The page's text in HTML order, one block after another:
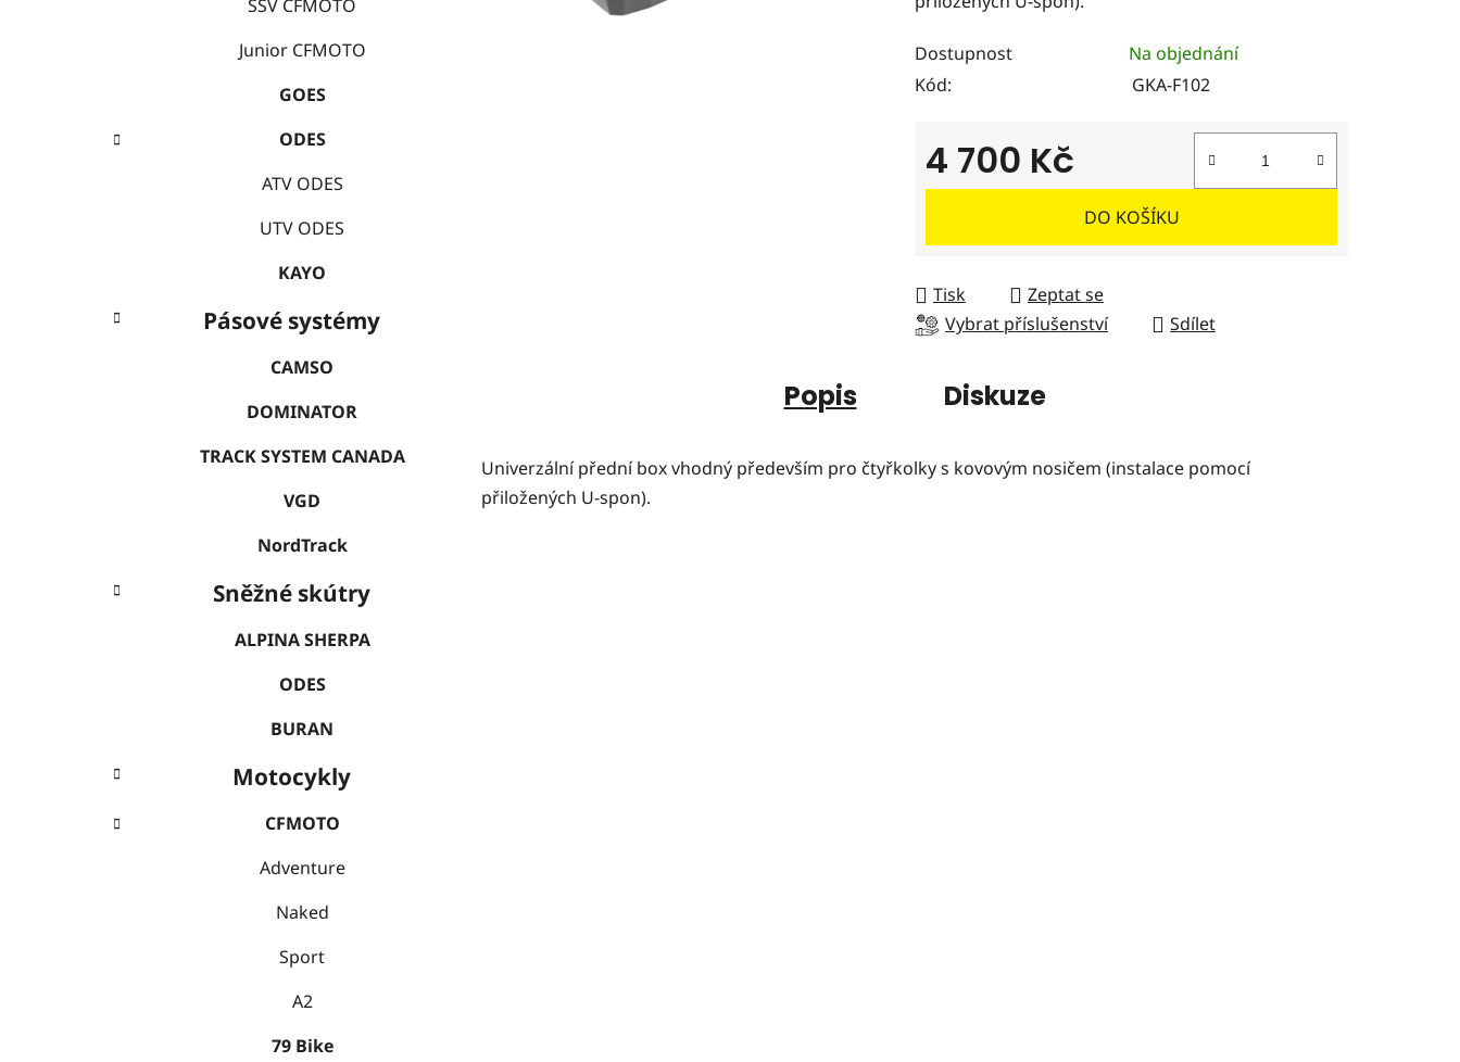
SSV CFMOTO
Junior CFMOTO
GOES
ODES
ATV ODES
UTV ODES
KAYO
Pásové systémy
CAMSO
DOMINATOR
TRACK SYSTEM CANADA
VGD
NordTrack
Sněžné skútry
ALPINA SHERPA
ODES
BURAN
Motocykly
CFMOTO
Adventure
Naked
Sport
A2
79 Bike
z
hvězdiček.
Dostupnost
Na objednání
Kód:
GKA-F102
4 700 Kč
Měrná cena:
DO KOŠÍKU
Tisk
Zeptat se
Vybrat příslušenství
Sdílet
Popis Diskuze
Univerzální přední box vhodný především pro čtyřkolky s kovovým nosičem (instalace pomocí
přiložených U‑spon).